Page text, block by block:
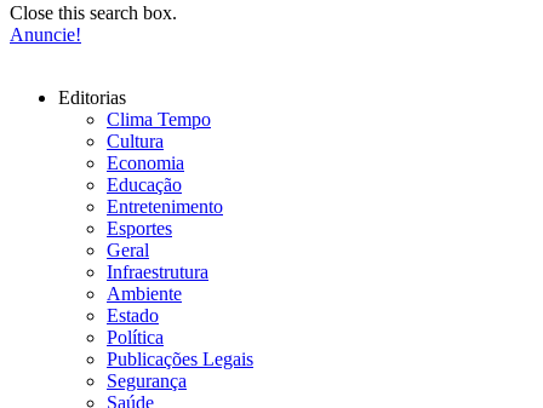
Close this search box.
Anuncie!
Editorias
Clima Tempo
Cultura
Economia
Educação
Entretenimento
Esportes
Geral
Infraestrutura
Ambiente
Estado
Política
Publicações Legais
Segurança
Saúde